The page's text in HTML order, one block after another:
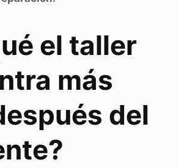
el taller
más
del